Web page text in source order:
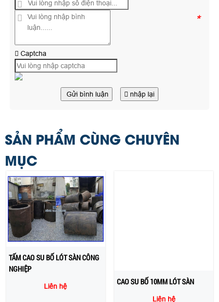
*
Captcha
Gửi bình luận nhập lại
SẢN PHẨM CÙNG CHUYÊN
MỤC
TẤM CAO SU BỐ LÓT SÀN CÔNG
NGHIỆP
Liên hệ